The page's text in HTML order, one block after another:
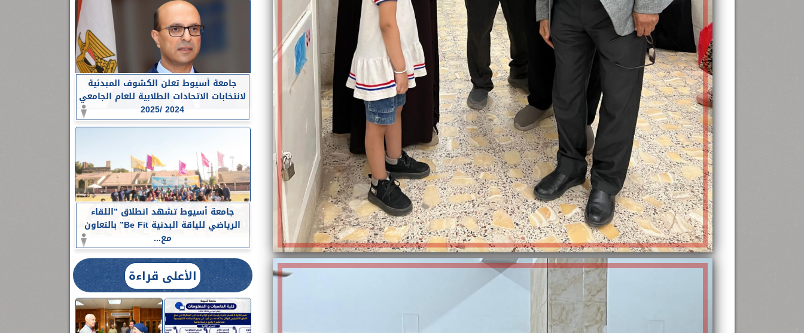
جامعة أسيوط تعلن الكشوف المبدئية
لانتخابات الاتحادات الطلابية للعام الجامعي
2024 /2025
جامعة أسيوط تشهد انطلاق ”اللقاء
الرياضي للياقة البدنية Be Fit” بالتعاون
مع...
الأعلى قراءة